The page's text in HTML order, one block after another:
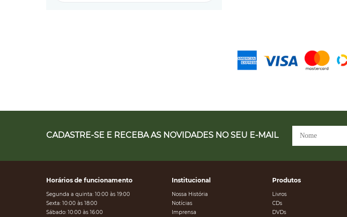
CADASTRE-SE E RECEBA AS NOVIDADES NO SEU E-MAIL
Horários de funcionamento
Segunda a quinta: 10:00 às 19:00
Sexta: 10:00 às 18:00
Sábado: 10:00 às 16:00
Institucional
Nossa História
Notícias
Imprensa
Produtos
Livros
CDs
DVDs